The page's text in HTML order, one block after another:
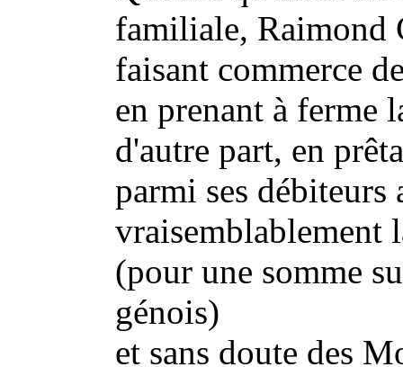
familiale, Raimond
faisant commerce
en prenant à ferme
d'autre part, en
parmi ses
vraisemblablement
(pour une somme
génois)
et sans doute des